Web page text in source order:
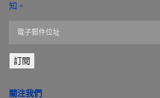
知。
郵
件
址
訂閱
關注我們